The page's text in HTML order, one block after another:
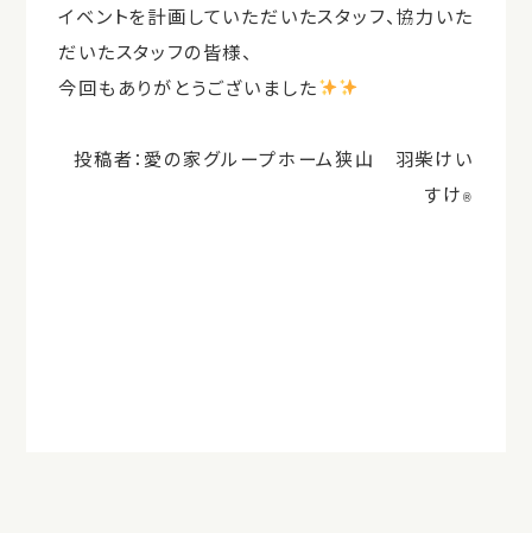
イベントを計画していただいたスタッフ、協力いた
だいたスタッフの皆様、
今回もありがとうございました
投稿者：愛の家グループホーム狭山 羽柴けい
すけ ®